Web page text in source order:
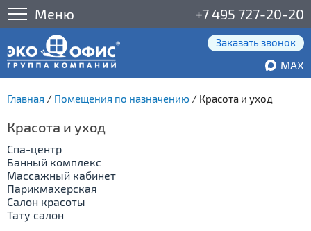
Меню +7 495 727-20-20
Заказать звонок
MAX
Главная / Помещения по назначению / Красота и уход
Красота и уход
Cпа-центр
Банный комплекс
Массажный кабинет
Парикмахерская
Салон красоты
Тату салон